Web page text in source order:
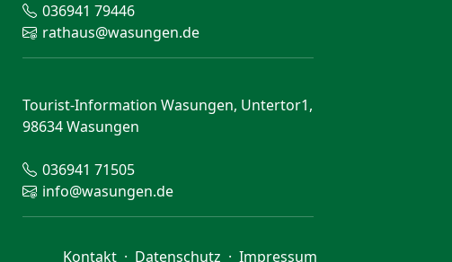
036941 79446
rathaus@wasungen.de
Tourist-Information Wasungen, Untertor1,
98634 Wasungen
036941 71505
info@wasungen.de
Kontakt · Datenschutz · Impressum